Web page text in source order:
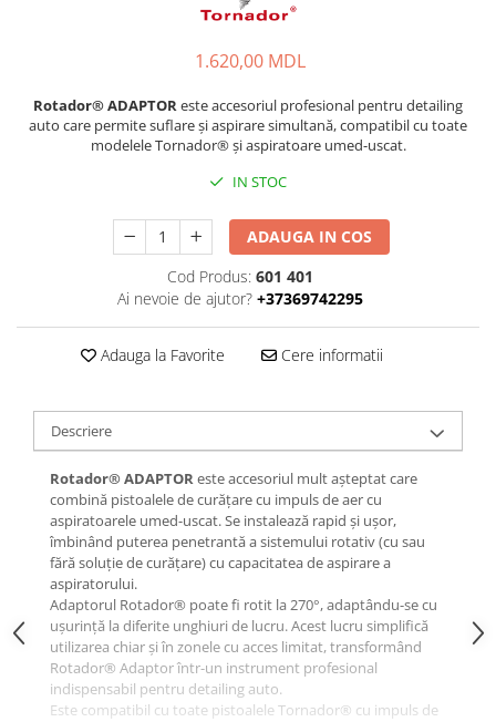
1.620,00 MDL
Rotador® ADAPTOReste accesoriul profesional pentru detailing
auto care permite suflare și aspirare simultană, compatibil cu toate
modelele Tornador® și aspiratoare umed-uscat.
IN STOC
ADAUGA IN COS
Cod Produs: 601 401
Ai nevoie de ajutor? +37369742295
Adauga la Favorite Cere informatii
Descriere
Rotador® ADAPTOReste accesoriul mult așteptat care
combină pistoalele de curățare cu impuls de aer cu
aspiratoarele umed-uscat. Se instalează rapid și ușor,
îmbinând puterea penetrantă a sistemului rotativ (cu sau
fără soluție de curățare) cu capacitatea de aspirare a
aspiratorului.
Adaptorul Rotador® poate fi rotit la 270°, adaptându-se cu
ușurință la diferite unghiuri de lucru. Acest lucru simplifică
utilizarea chiar și în zonele cu acces limitat, transformând
Rotador® Adaptor într-un instrument profesional
indispensabil pentru detailing auto.
Este compatibil cu toate pistoalele Tornador® cu impuls de